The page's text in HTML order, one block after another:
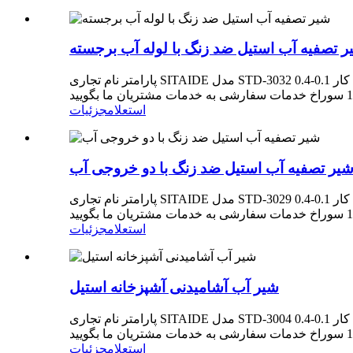
تصفیه آب استیل ضد زنگ با لوله آب برجسته
پارامتر نام تجاری SITAIDE مدل STD-3032 مواد فولاد ضد زنگ محل مبدا ژجیانگ، چین کاربرد آشپزخانه سبک طراحی صنعتی فشار آب کار 0.1-0.4Mpa دقت فیلتر 0.01 میلی متر ویژگی ها
استعلامجزئیات
شیر تصفیه آب استیل ضد زنگ با دو خروجی آب
پارامتر نام تجاری SITAIDE مدل STD-3029 مواد فولاد ضد زنگ محل مبدا ژجیانگ، چین کاربرد آشپزخانه سبک طراحی صنعتی فشار آب کار 0.1-0.4Mpa دقت فیلتر 0.01 میلی متر ویژگی ها
استعلامجزئیات
شیر آب آشامیدنی آشپزخانه استیل
پارامتر نام تجاری SITAIDE مدل STD-3004 مواد فولاد ضد زنگ محل مبدا ژجیانگ، چین کاربرد آشپزخانه سبک طراحی صنعتی فشار آب کار 0.1-0.4Mpa دقت فیلتر 0.01 میلی متر ویژگی ها
استعلامجزئیات